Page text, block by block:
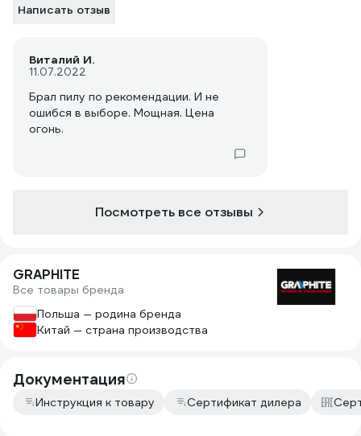
Написать отзыв
Виталий И.
11.07.2022
Брал пилу по рекомендации. И не
ошибся в выборе. Мощная. Цена
огонь.
Посмотреть все отзывы
GRAPHITE
Все товары бренда
Польша — родина бренда
Китай — страна производства
Документация
Инструкция к товару Сертификат дилера